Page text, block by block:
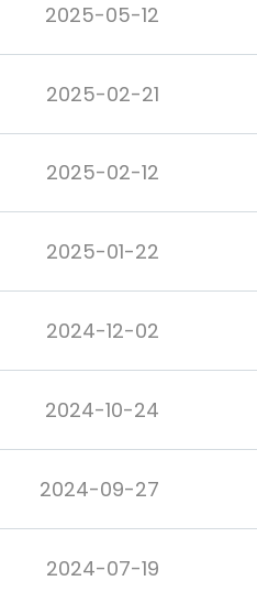
2025-05-12
2025-02-21
2025-02-12
2025-01-22
2024-12-02
2024-10-24
2024-09-27
2024-07-19